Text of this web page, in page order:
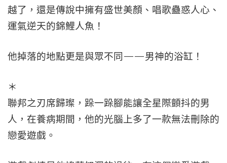
越了，還是傳說中擁有盛世美顏、唱歌蠱惑人心、
運氣逆天的錦鯉人魚！
他掉落的地點更是與眾不同——男神的浴缸！
＊
聯邦之刃席歸璨，跺一跺腳能讓全星際顫抖的男
人，在養病期間，他的光腦上多了一款無法刪除的
戀愛遊戲。